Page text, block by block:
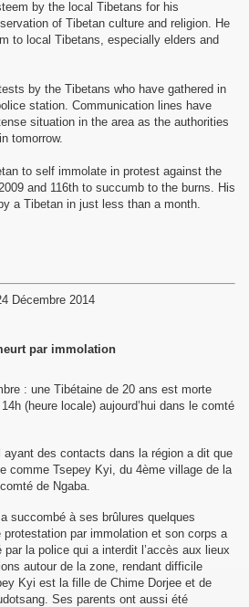
by the local Tibetans for his
of Tibetan culture and religion. He
to local Tibetans, especially elders and
by the Tibetans who have gathered in
station. Communication lines have
situation in the area as the authorities
tomorrow.
to self immolate in protest against the
and 116th to succumb to the burns. His
a Tibetan in just less than a month.
Décembre 2014
par immolation
: une Tibétaine de 20 ans est morte
(heure locale) aujourd’hui dans le comté
ayant des contacts dans la région a dit que
comme Tsepey Kyi, du 4ème village de la
de Ngaba.
succombé à ses brûlures quelques
par immolation et son corps a
la police qui a interdit l’accès aux lieux
autour de la zone, rendant difficile
Kyi est la fille de Chime Dorjee et de
Ses parents ont aussi été